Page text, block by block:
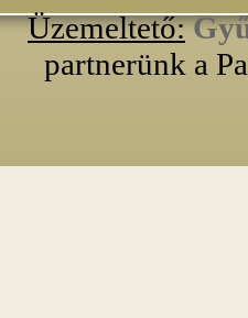
Üzemeltető:
partnerünk a